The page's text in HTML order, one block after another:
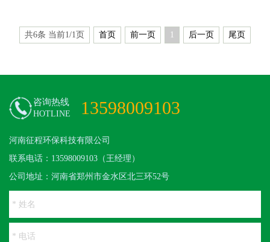
共6条 当前1/1页 首页 前一页 1 后一页 尾页
咨询热线
HOTLINE 13598009103
河南征程环保科技有限公司
联系电话：13598009103（王经理）
公司地址：河南省郑州市金水区北三环52号